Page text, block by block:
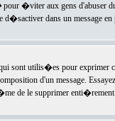
pour �viter aux gens d'abuser
dans un message en
sont utilis�es pour exprimer
d'un message.
de le supprimer